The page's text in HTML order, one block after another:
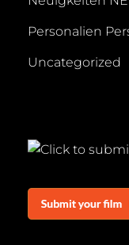
Personalien
Uncategorized